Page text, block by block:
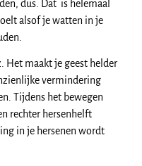
dus. Dat is helemaal
alsof je watten in je
Het maakt je geest helder
vermindering
Tijdens het bewegen
rechter hersenhelft
in je hersenen wordt